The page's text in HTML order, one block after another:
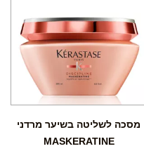
מסכה לשליטה בשיער מרדני
MASKERATINE